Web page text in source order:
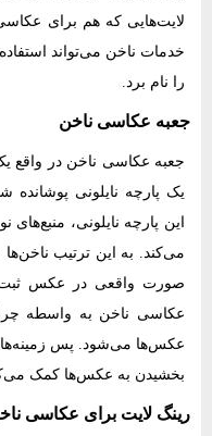
لایت‌هایی که هم برای
خدمات ناخن می‌تواند
را نام برد.
جعبه عکاسی ناخن
جعبه عکاسی ناخن در واقع
یک پارچه نایلونی
این پارچه نایلونی، منبع‌های
می‌کند. به این ترتیب
صورت واقعی در عکس ثبت
عکس‌ها می‌شود. پس
بخشیدن به عکس‌ها کمک
رینگ لایت برای عکاسی